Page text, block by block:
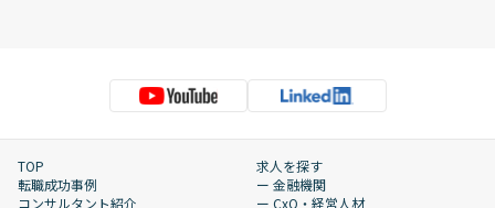
TOP
転職成功事例
コンサルタント紹介
求人を探す
ー 金融機関
ー CxO・経営人材